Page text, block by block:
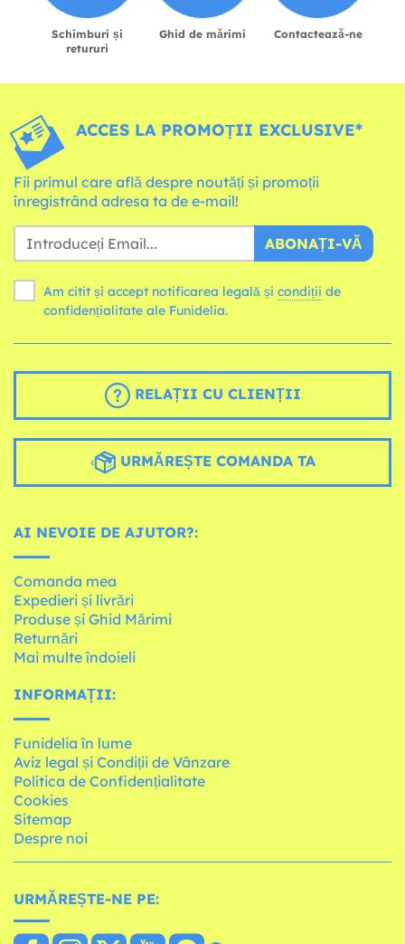
Schimburi și
retururi
Ghid de mărimi Contactează-ne
ACCES LA PROMOȚII EXCLUSIVE*
Fii primul care află despre noutăți și promoții
înregistrând adresa ta de e-mail!
ABONAȚI-VĂ
Am citit și accept notificarea legală și condiții
confidențialitate ale Funidelia.
RELAȚII CU CLIENȚII
URMĂREȘTE COMANDA TA
AI NEVOIE DE AJUTOR?:
Comanda mea
Expedieri și livrări
Produse și Ghid Mărimi
Returnări
Mai multe îndoieli
INFORMAȚII:
Funidelia în lume
Aviz legal și Condiții de Vânzare
Política de Confidențialitate
Cookies
Sitemap
Despre noi
URMĂREȘTE-NE PE: